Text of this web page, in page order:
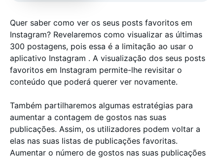
Quer saber como ver os seus posts favoritos em
Instagram? Revelaremos como visualizar as últimas
300 postagens, pois essa é a limitação ao usar o
aplicativo Instagram . A visualização dos seus posts
favoritos em Instagram permite-lhe revisitar o
conteúdo que poderá querer ver novamente.
Também partilharemos algumas estratégias para
aumentar a contagem de gostos nas suas
publicações. Assim, os utilizadores podem voltar a
elas nas suas listas de publicações favoritas.
Aumentar o número de gostos nas suas publicações